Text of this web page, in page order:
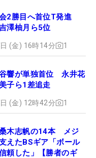
2勝目へ首位T発進
澤柚月ら5位
(金) 16時14分 1
響が単独首位 永井花
子ら1差追走
(金) 12時42分 1
木志帆の14本 メジ
えたBSギア「ボール
頼した」【勝者のギ